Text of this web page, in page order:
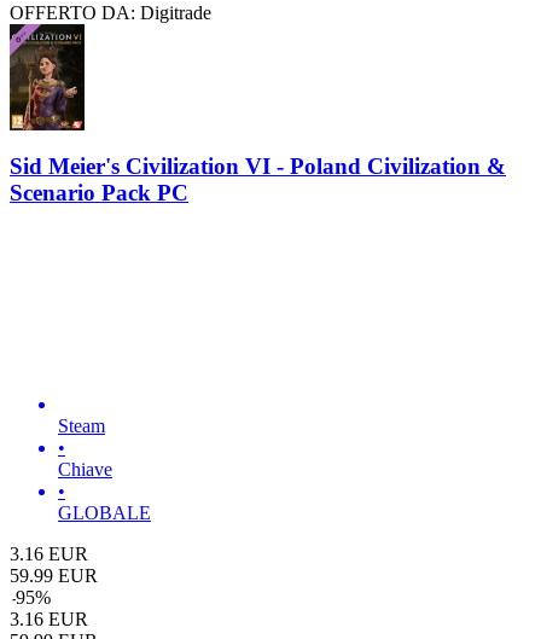
OFFERTO DA: Digitrade
Sid Meier's Civilization VI - Poland Civilization &
Scenario Pack PC
Steam
•
Chiave
•
GLOBALE
3.16 EUR
59.99 EUR
-95%
3.16 EUR